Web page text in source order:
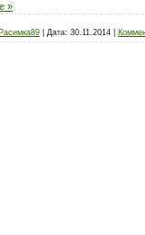
»
Расимка89 Дата: 30.11.2014